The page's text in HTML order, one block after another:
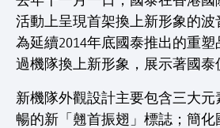
活動上呈現首架換上新形象的波
為延續2014年底國泰推出的重
過機隊換上新形象，展示著國泰
新機隊外觀設計主要包含三大
暢的新「翹首振翅」標誌；簡化